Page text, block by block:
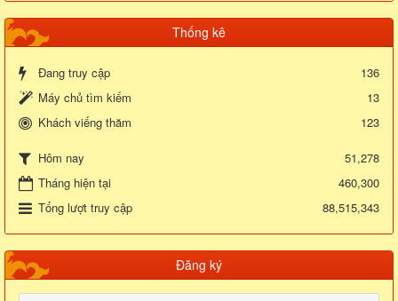
Thống kê
Đang truy cập
136
Máy chủ tìm kiếm
13
Khách viếng thăm
123
Hôm nay
51,278
Tháng hiện tại
460,300
Tổng lượt truy cập
88,515,343
Đăng ký